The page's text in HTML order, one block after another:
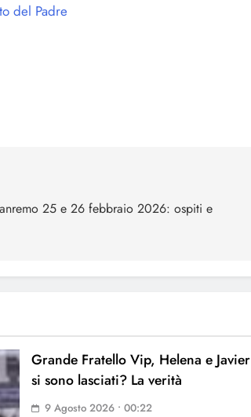
del Padre
25 e 26 febbraio 2026: ospiti e
Grande Fratello Vip, Helena e Javier
si sono lasciati? La verità
9 Agosto 2026 • 00:22